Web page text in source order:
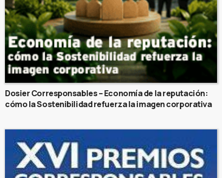
Dosier Corresponsables – Economía de la reputación:
cómo la Sostenibilidad refuerza la imagen corporativa